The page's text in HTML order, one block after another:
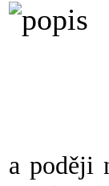
a poději